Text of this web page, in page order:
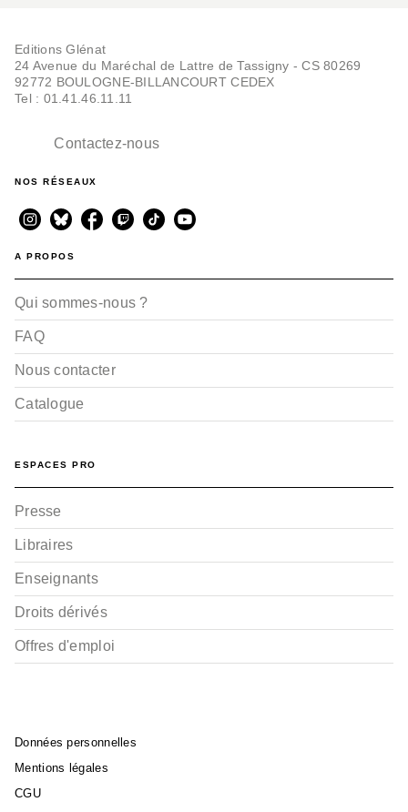
Editions Glénat
24 Avenue du Maréchal de Lattre de Tassigny - CS 80269
92772 BOULOGNE-BILLANCOURT CEDEX
Tel : 01.41.46.11.11
Contactez-nous
NOS RÉSEAUX
A PROPOS
Qui sommes-nous ?
FAQ
Nous contacter
Catalogue
ESPACES PRO
Presse
Libraires
Enseignants
Droits dérivés
Offres d'emploi
Données personnelles
Mentions légales
CGU